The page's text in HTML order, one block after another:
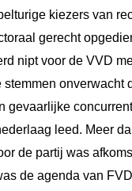
kiezers van
gerecht
nipt voor de VVD
stemmen onverwacht
gevaarlijke
leed. Meer
de partij was
de agenda van